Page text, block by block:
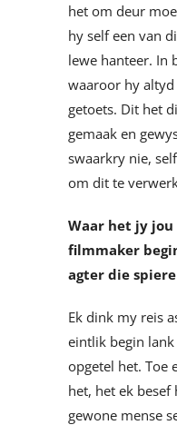
het om deur
hy self een van
lewe hanteer. In
waaroor hy
getoets. Dit het
gemaak en
swaarkry nie,
om dit te
Waar het jy
filmmaker
agter die
Ek dink my reis
eintlik begin
opgetel het. Toe
het, het ek
gewone mense